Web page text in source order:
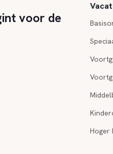
voor de
Hoger